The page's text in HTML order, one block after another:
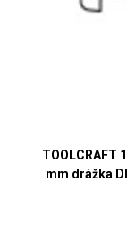
TOOLCRAFT
mm drážka